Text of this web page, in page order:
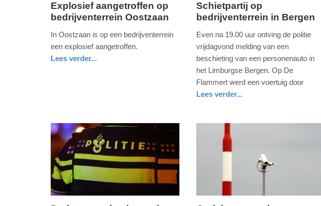
woensdag,
04-
2025
09:10
Explosief aangetroffen op
bedrijventerrein Oostzaan
In Oostzaan is op een bedrijventerrein
een explosief aangetroffen.
Lees verder...
vrijdag,
2019
04-
Schietpartij op
bedrijventerrein in Bergen
Even na 19.00 uur ontving de politie
vrijdagvond melding van een
beschieting van een personenauto in
het Limburgse Bergen. Op De
Flammert werd een voertuig door
Lees verder...